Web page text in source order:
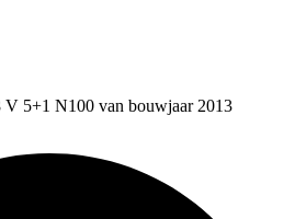
5+1 N100 van bouwjaar 2013